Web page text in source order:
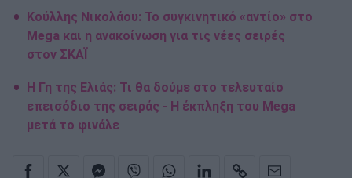
Κούλλης Νικολάου: Το συγκινητικό «αντίο» στο
Mega και η ανακοίνωση για τις νέες σειρές
στον ΣΚΑΪ
Η Γη της Ελιάς: Τι θα δούμε στο τελευταίο
επεισόδιο της σειράς - Η έκπληξη του Mega
μετά το φινάλε